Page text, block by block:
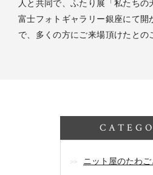
人と共同で、ふたり展「私たちの
富士フォトギャラリー銀座にて開
で、多くの方にご来場頂けたとの
ニット屋のたわご